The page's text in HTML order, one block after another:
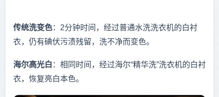
传统洗变色：2分钟时间，经过普通水洗洗衣机的白衬
衣，仍有碘伏污渍残留，洗不净而变色。
海尔高光白 ：相同时间，经过海尔“精华洗”洗衣机的白衬
衣，恢复亮白本色。